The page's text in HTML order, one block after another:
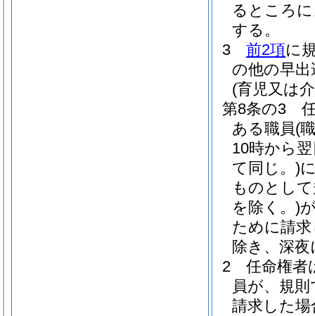
るところ
する。
3
前2項に
の他の早
(育児又は
第8条の3
ある職員(
10時から
て同じ。)
ものとし
を除く。)
ために請
除き、深
2
任命権者
員が、規
請求した